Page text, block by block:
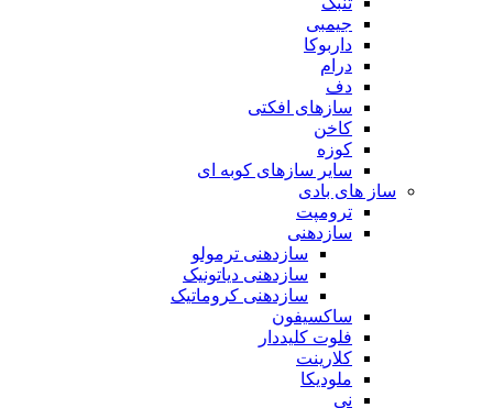
جیمبی
داربوکا
درام
دف
سازهای افکتی
کاخن
کوزه
سایر سازهای کوبه ای
ساز های بادی
ترومپت
سازدهنی
سازدهنی ترمولو
سازدهنی دیاتونیک
سازدهنی کروماتیک
ساکسیفون
فلوت کلیددار
کلارینت
ملودیکا
نی